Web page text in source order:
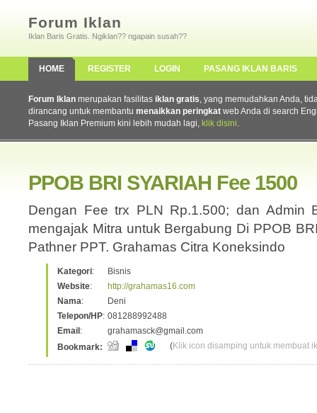
Forum Iklan
Iklan Baris Gratis. Ngiklan?? ngapain susah??
HOME REGISTER LOGIN PASANG IKLAN BARIS
Forum Iklan merupakan fasilitas iklan gratis, yang memudahkan Anda,
dirancang untuk membantu menaikkan peringkat web Anda di search
Pasang Iklan Premium kini lebih mudah lagi, klik disini.
PPOB BRI SYARIAH Fee 1500
Dengan Fee trx PLN Rp.1.500; dan Admin
mengajak Mitra untuk Bergabung Di PPOB
Pathner PPT. Grahamas Citra Koneksindo
Kategori:
Bisnis
Website:
http://grahamas16.com
Nama:
Deni
Telepon/HP: 081288992488
Email :
grahamasck@gmail.com
Bookmark:
(Klik icon disamping untuk membuat